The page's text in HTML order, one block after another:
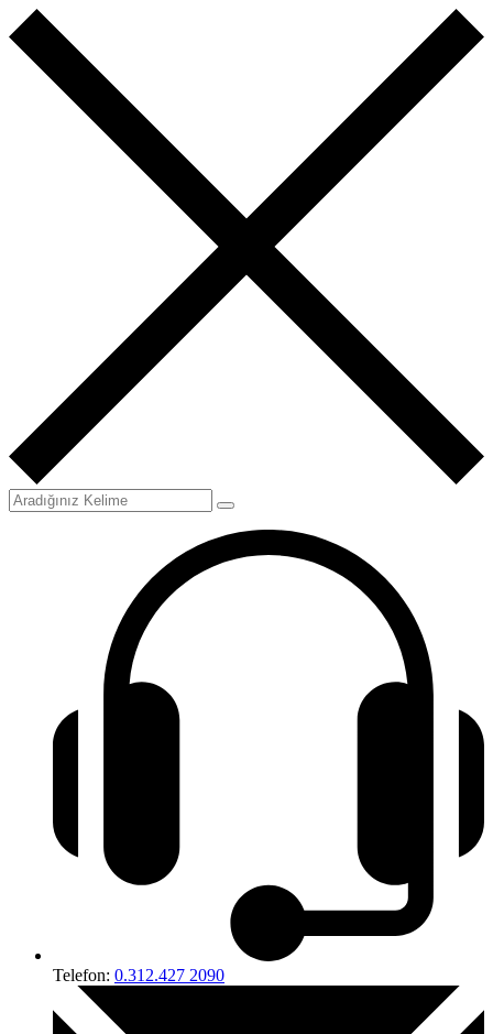
Telefon: 0.312.427 2090